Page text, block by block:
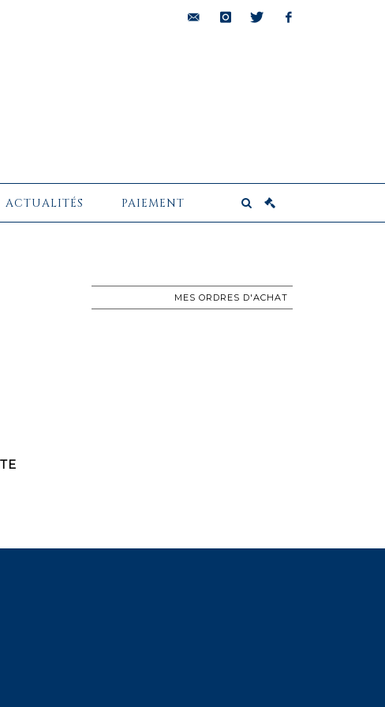
ACTUALITÉS PAIEMENT
MES ORDRES D'ACHAT